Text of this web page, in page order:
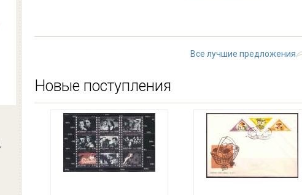
Все лучшие предложения
Новые поступления